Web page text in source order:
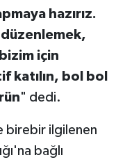
hazırız.
için
katılın, bol bol
" dedi.
birebir ilgilenen
bağlı